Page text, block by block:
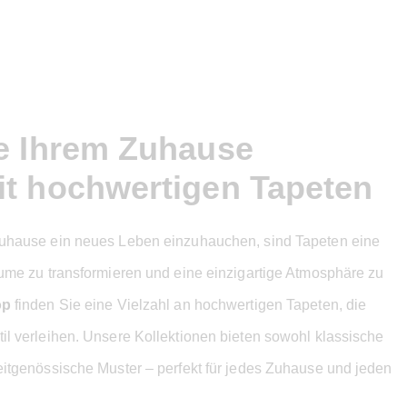
Ihrem Zuhause
hochwertigen Tapeten
ein neues Leben einzuhauchen, sind Tapeten eine
zu transformieren und eine einzigartige Atmosphäre zu
finden Sie eine Vielzahl an hochwertigen Tapeten, die
verleihen. Unsere Kollektionen bieten sowohl klassische
Muster – perfekt für jedes Zuhause und jeden